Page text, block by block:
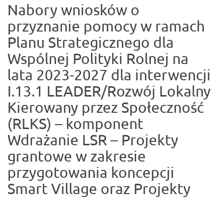
Nabory wniosków o
przyznanie pomocy w ramach
Planu Strategicznego dla
Wspólnej Polityki Rolnej na
lata 2023-2027 dla interwencji
I.13.1 LEADER/Rozwój Lokalny
Kierowany przez Społeczność
(RLKS) – komponent
Wdrażanie LSR – Projekty
grantowe w zakresie
przygotowania koncepcji
Smart Village oraz Projekty